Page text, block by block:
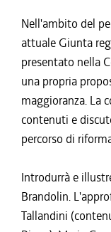
Nell'ambito del
attuale Giunta
presentato nella
una propria
maggioranza. La
contenuti e
percorso di
Introdurrà e
Brandolin.
Tallandini